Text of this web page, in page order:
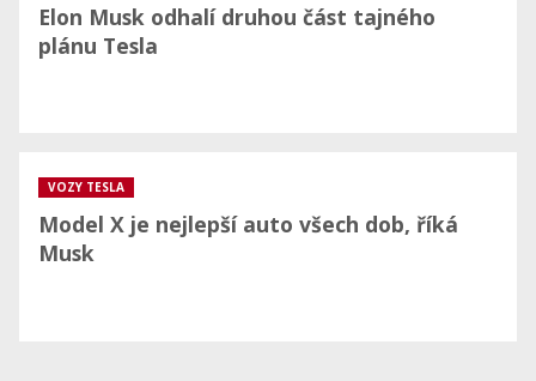
Elon Musk odhalí druhou část tajného
plánu Tesla
Model X je nejlepší auto všech dob, říká
Musk
VOZY TESLA